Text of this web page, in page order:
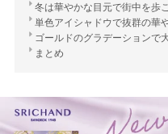
冬は華やかな目元で街中を歩
単色アイシャドウで抜群の華
ゴールドのグラデーションで
まとめ